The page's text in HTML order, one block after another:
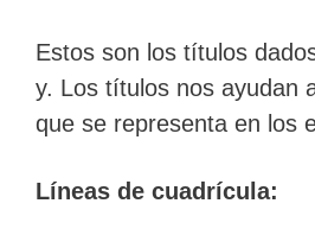
Estos son los títulos
y. Los títulos nos ayudan
que se representa en los
Líneas de cuadrícula: